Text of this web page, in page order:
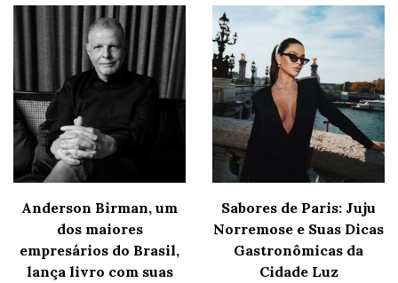
Anderson Birman, um
dos maiores
empresários do Brasil,
lança livro com suas
Sabores de Paris: Juju
Norremose e Suas Dicas
Gastronômicas da
Cidade Luz